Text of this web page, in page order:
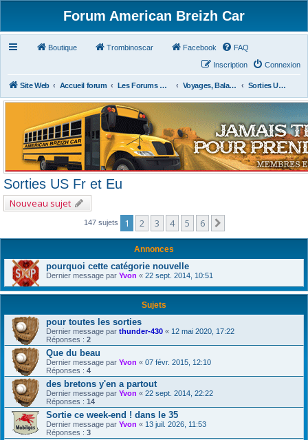
Forum American Breizh Car
Boutique Trombinoscar Facebook FAQ
Connexion
Inscription
Site Web Accueil forum Les Forums Divers Voyages, Balades, Expos, Salons, Concerts, Festivals Sorties US Fr et Eu
Sorties US Fr et Eu
Nouveau sujet
147 sujets 1 2 3 4 5 6
Annonces
pourquoi cette catégorie nouvelle
Dernier message par Yvon « 22 sept. 2014, 10:51
Sujets
pour toutes les sorties
Dernier message par thunder-430 « 12 mai 2020, 17:22
Réponses : 2
Que du beau
Dernier message par Yvon « 07 févr. 2015, 12:10
Réponses : 4
des bretons y'en a partout
Dernier message par Yvon « 22 sept. 2014, 22:22
Réponses : 14
Sortie ce week-end ! dans le 35
Dernier message par Yvon « 13 juil. 2026, 11:53
Réponses : 3